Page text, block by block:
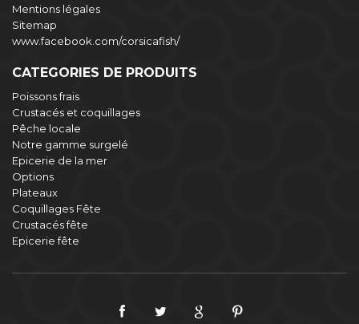
Mentions légales
Sitemap
www.facebook.com/corsicafish/
CATEGORIES DE PRODUITS
Poissons frais
Crustacés et coquillages
Pêche locale
Notre gamme surgelé
Epicerie de la mer
Options
Plateaux
Coquillages Fête
Crustacés fête
Epicerie fête